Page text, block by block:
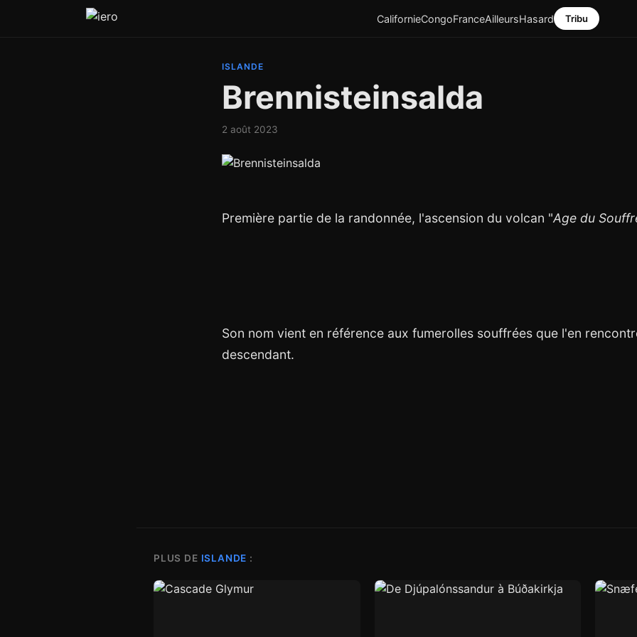
CalifornieCongoFranceAilleursHasard Tribu
ISLANDE
Brennisteinsalda
2 août 2023
Première partie de la randonnée, l'ascension du volcan "Age du
Son nom vient en référence aux fumerolles souffrées que l'en
descendant.
PLUS DE ISLANDE :